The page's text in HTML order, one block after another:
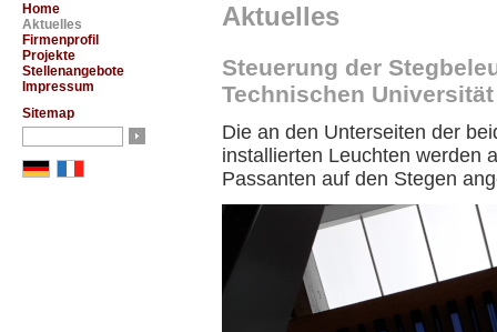
Home
Aktuelles
Firmenprofil
Projekte
Stellenangebote
Impressum
Sitemap
Aktuelles
Steuerung der
Technischen
Die an den Unterseiten der
installierten Leuchten werden
Passanten auf den Stegen